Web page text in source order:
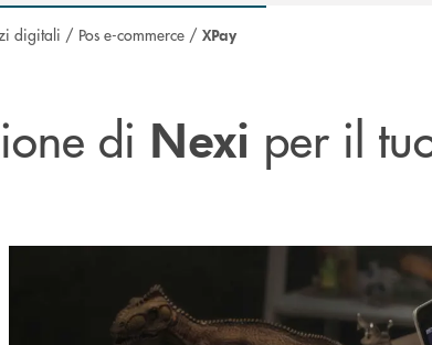
digitali / Pos e-commerce / XPay
di Nexi per il